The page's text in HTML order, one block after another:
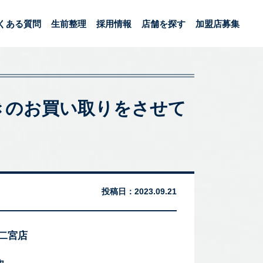
ある質問 生前整理 採用情報 店舗を探す 加盟店募集
お買い取りをさせて
投稿日： 2023.09.21
宮店